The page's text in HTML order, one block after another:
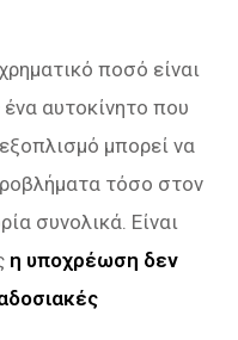
ποσό είναι
αυτοκίνητο που
μπορεί να
τόσο στον
συνολικά. Είναι
η υποχρέωση δεν